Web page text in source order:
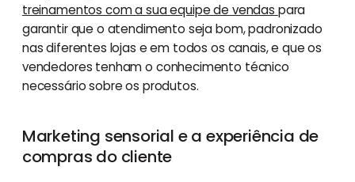
treinamentos com a sua equipe de vendas para
garantir que o atendimento seja bom, padronizado
nas diferentes lojas e em todos os canais, e que os
vendedores tenham o conhecimento técnico
necessário sobre os produtos.
Marketing sensorial e a experiência de
compras do cliente